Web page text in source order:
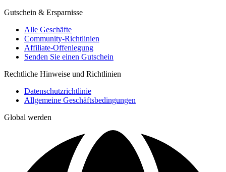
Gutschein & Ersparnisse
Alle Geschäfte
Community-Richtlinien
Affiliate-Offenlegung
Senden Sie einen Gutschein
Rechtliche Hinweise und Richtlinien
Datenschutzrichtlinie
Allgemeine Geschäftsbedingungen
Global werden